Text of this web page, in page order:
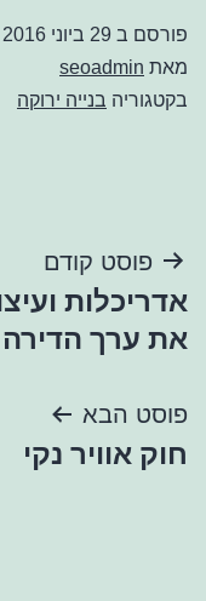
פורסם ב 29 ביוני 2016
מאת seoadmin
בקטגוריה בנייה ירוקה
ניווט
פוסט קודם
אדריכלות
את ערך הדירה
פוסט הבא
חוק אוויר נקי